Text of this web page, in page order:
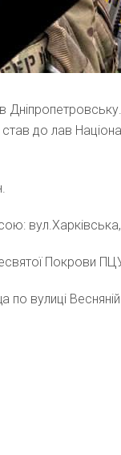
до лав
Покрови
по вулиці